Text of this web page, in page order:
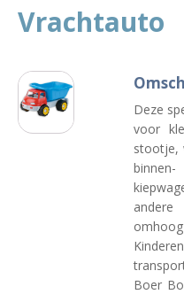
Vrachtauto
Deze
voor
stootje,
Boer